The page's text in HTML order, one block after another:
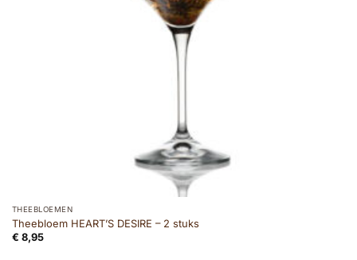
THEEBLOEMEN
Theebloem HEART’S DESIRE – 2 stuks
€ 8,95